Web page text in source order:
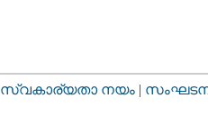
സ്വകാര്യതാ നയം |